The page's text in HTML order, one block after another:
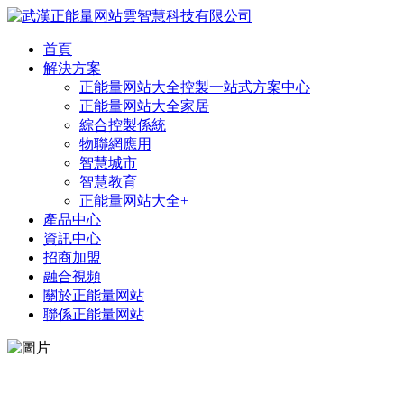
首頁
解決方案
正能量网站大全控製一站式方案中心
正能量网站大全家居
綜合控製係統
物聯網應用
智慧城市
智慧教育
正能量网站大全+
產品中心
資訊中心
招商加盟
融合視頻
關於正能量网站
聯係正能量网站